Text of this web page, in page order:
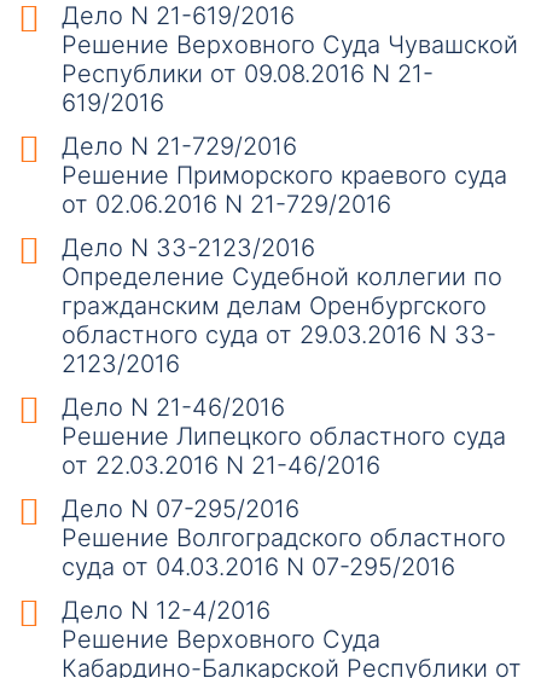
Дело N 21-619/2016
Решение Верховного Суда Чувашской
Республики от 09.08.2016 N 21-
619/2016
Дело N 21-729/2016
Решение Приморского краевого суда
от 02.06.2016 N 21-729/2016
Дело N 33-2123/2016
Определение Судебной коллегии по
гражданским делам Оренбургского
областного суда от 29.03.2016 N 33-
2123/2016
Дело N 21-46/2016
Решение Липецкого областного суда
от 22.03.2016 N 21-46/2016
Дело N 07-295/2016
Решение Волгоградского областного
суда от 04.03.2016 N 07-295/2016
Дело N 12-4/2016
Решение Верховного Суда
Кабардино-Балкарской Республики от